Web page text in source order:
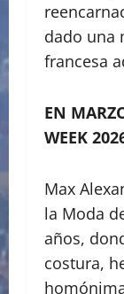
dado una
francesa
EN
WEEK
Max
la Moda
años,
costura,